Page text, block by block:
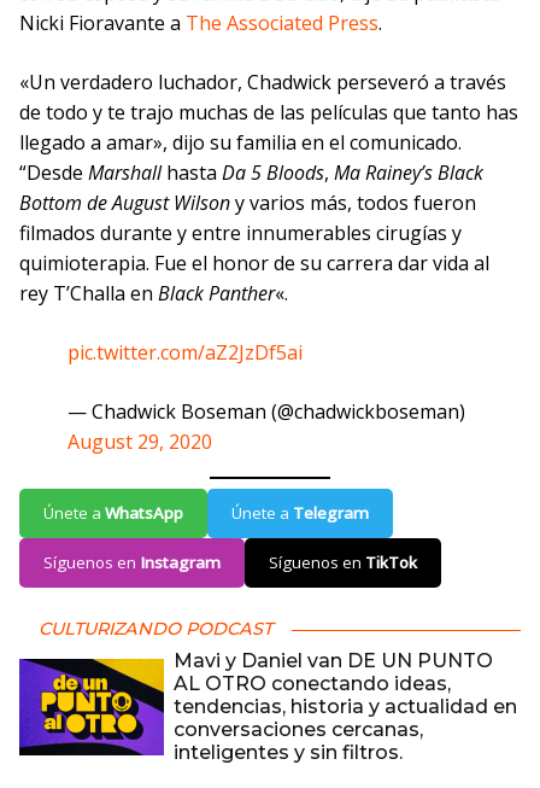
Nicki Fioravante a The Associated Press.
«Un verdadero luchador, Chadwick perseveró a través
de todo y te trajo muchas de las películas que tanto has
llegado a amar», dijo su familia en el comunicado.
“Desde Marshallhasta Da 5 Bloods, Ma Rainey’s Black
Bottom de August Wilsony varios más, todos fueron
filmados durante y entre innumerables cirugías y
quimioterapia. Fue el honor de su carrera dar vida al
rey T’Challa en Black Panther«.
pic.twitter.com/aZ2JzDf5ai
— Chadwick Boseman (@chadwickboseman)
August 29, 2020
Únete a WhatsApp Únete a Telegram
Síguenos en Instagram Síguenos en TikTok
CULTURIZANDO PODCAST
Mavi y Daniel van DE UN PUNTO
AL OTRO conectando ideas,
tendencias, historia y actualidad en
conversaciones cercanas,
inteligentes y sin filtros.